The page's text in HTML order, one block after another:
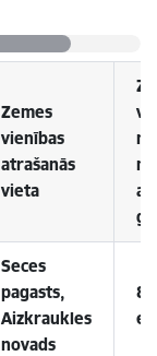
Zemes
vienības
atrašanās
vieta
Seces
pagasts,
Aizkraukles
novads